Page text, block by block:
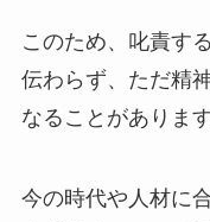
このため、叱責す
伝わらず、ただ精
なることがあります
今の時代や人材に